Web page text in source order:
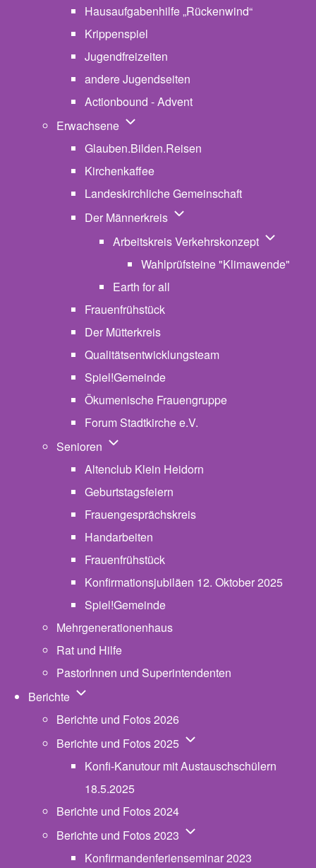
Hausaufgabenhilfe „Rückenwind“
Krippenspiel
Jugendfreizeiten
andere Jugendseiten
Actionbound - Advent
Erwachsene Unternavigation von Erwachsene
Glauben.Bilden.Reisen
Kirchenkaffee
Landeskirchliche Gemeinschaft
Der Männerkreis Unternavigation von Der
Arbeitskreis Verkehrskonzept
Wahlprüfsteine "Klimawende"
Earth for all
Frauenfrühstück
Der Mütterkreis
Qualitätsentwicklungsteam
Spiel!Gemeinde
Ökumenische Frauengruppe
Forum Stadtkirche e.V.
Senioren Unternavigation von Senioren
Altenclub Klein Heidorn
Geburtstagsfeiern
Frauengesprächskreis
Handarbeiten
Frauenfrühstück
Konfirmationsjubiläen 12. Oktober 2025
Spiel!Gemeinde
Mehrgenerationenhaus
Rat und Hilfe
PastorInnen und Superintendenten
Berichte Unternavigation von Berichte
Berichte und Fotos 2026
Berichte und Fotos 2025 Unternavigation von
Konfi-Kanutour mit Austauschschülern
18.5.2025
Berichte und Fotos 2024
Berichte und Fotos 2023 Unternavigation von
Konfirmandenferienseminar 2023